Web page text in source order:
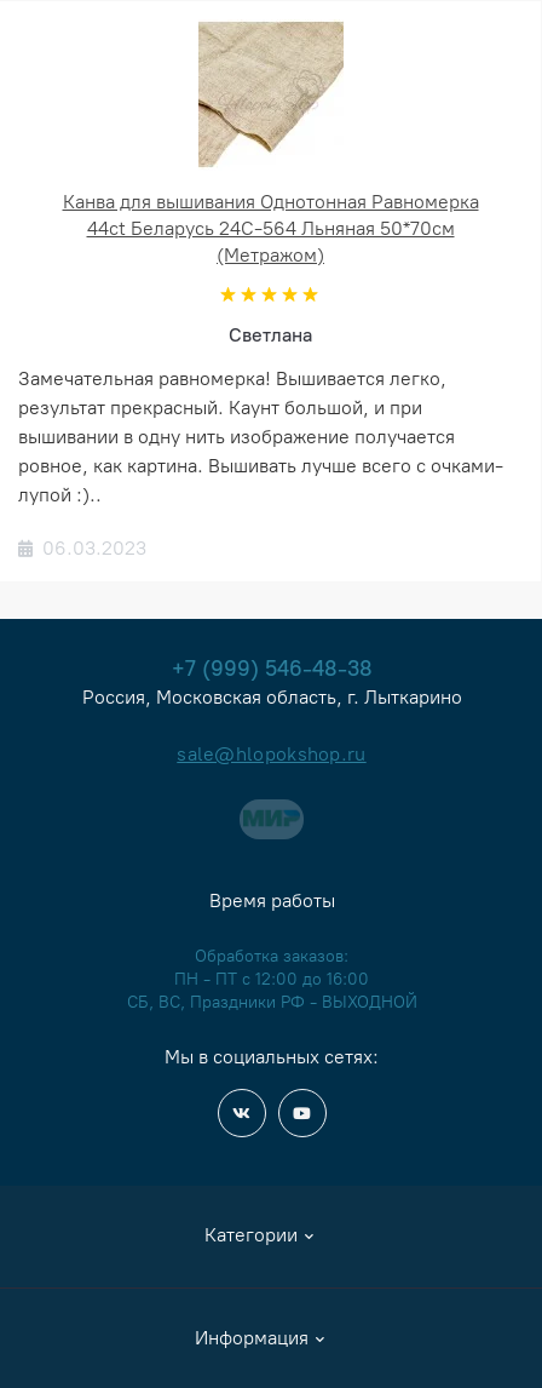
Канва для вышивания Однотонная Равномерка
44ct Беларусь 24С-564 Льняная 50*70см
(Метражом)
Светлана
Замечательная равномерка! Вышивается легко,
результат прекрасный. Каунт большой, и при
вышивании в одну нить изображение получается
ровное, как картина. Вышивать лучше всего с очками-
лупой :)..
06.03.2023
+7 (999) 546-48-38
Россия, Московская область, г. Лыткарино
sale@hlopokshop.ru
Категории
Аксессуары
Информация
Время работы
Обработка заказов:
ПН - ПТ с 12:00 до 16:00
СБ, ВС, Праздники РФ - ВЫХОДНОЙ
Мы в социальных сетях: